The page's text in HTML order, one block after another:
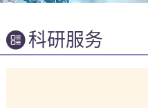
科研服务